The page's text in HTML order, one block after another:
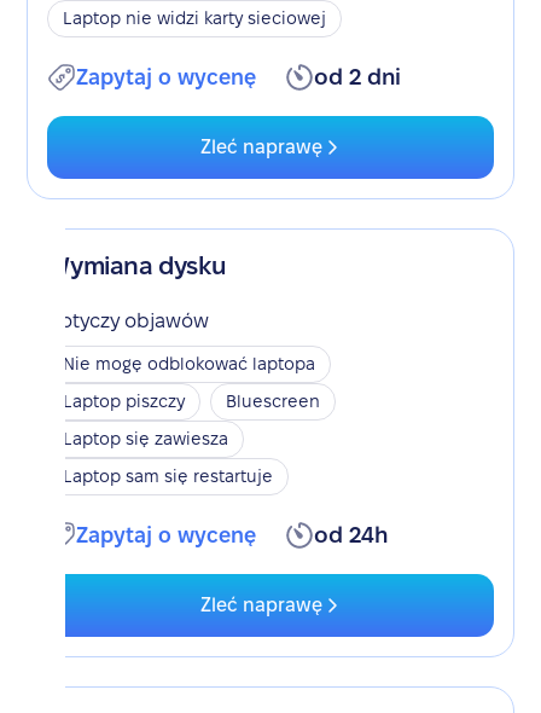
Laptop nie widzi karty sieciowej
Zapytaj o wycenę od 2 dni
Zleć naprawę
Wymiana dysku
Dotyczy objawów
Nie mogę odblokować laptopa
Laptop piszczy
Bluescreen
Laptop się zawiesza
Laptop sam się restartuje
Zapytaj o wycenę od 24h
Zleć naprawę